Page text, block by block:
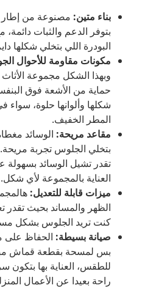
بناء متين: مصنوعة من إطار
بتوفر الدعم والثبات
البودرة اللي بتخلي شكلها
مكونات مقاومة للأحوال
وبهذا الشكل مجموعة
حماية من الأشعة فوق
شكلها وألوانها حلوة،
المطر الخفيف.
مقاعد مريحة: الوسائد
بتخلي الجلوس تجربة
تقدر تشيل الوسائد بسهولة
العناية بالمجموعة لأي شكل.
ميزات قابلة للتعديل:
الظهر والمساند بحيث تقدر
كنت تريد الجلوس بشكل
صيانة بسيطة: الحفاظ على
بس لمسحة بقطعة قماش
للطقس، العناية بها
راحة بعيدا عن الأعمال